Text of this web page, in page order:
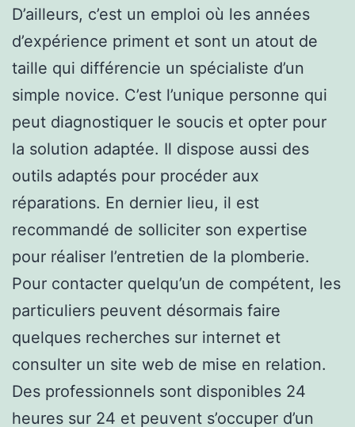
D’ailleurs, c’est un emploi où les années
d’expérience priment et sont un atout de
taille qui différencie un spécialiste d’un
simple novice. C’est l’unique personne qui
peut diagnostiquer le soucis et opter pour
la solution adaptée. Il dispose aussi des
outils adaptés pour procéder aux
réparations. En dernier lieu, il est
recommandé de solliciter son expertise
pour réaliser l’entretien de la plomberie.
Pour contacter quelqu’un de compétent, les
particuliers peuvent désormais faire
quelques recherches sur internet et
consulter un site web de mise en relation.
Des professionnels sont disponibles 24
heures sur 24 et peuvent s’occuper d’un